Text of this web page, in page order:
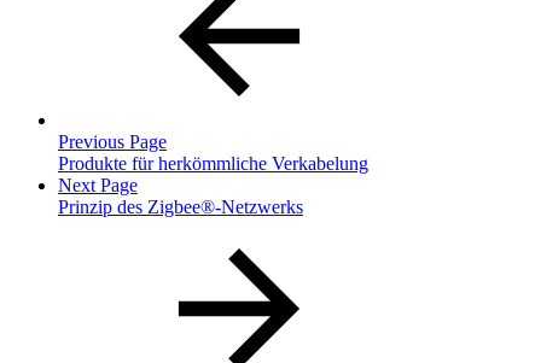
Previous Page
Produkte für herkömmliche Verkabelung
Next Page
Prinzip des Zigbee®-Netzwerks